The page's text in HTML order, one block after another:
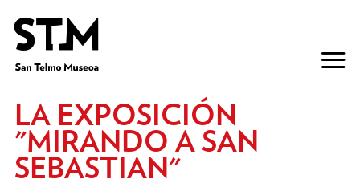
LA EXPOSICIÓN
"MIRANDO A SAN
SEBASTIAN"